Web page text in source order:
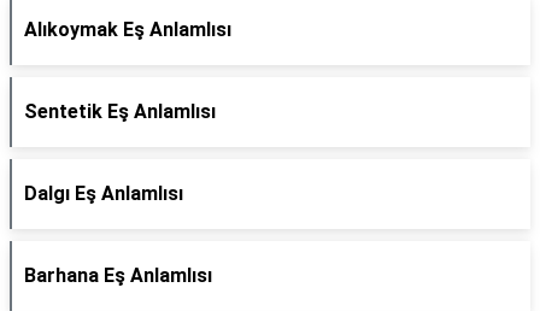
Alıkoymak Eş Anlamlısı
Sentetik Eş Anlamlısı
Dalgı Eş Anlamlısı
Barhana Eş Anlamlısı